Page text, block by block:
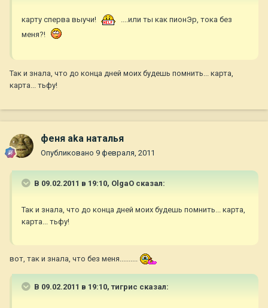
карту сперва выучи!
....или ты как пионЭр, тока без
меня?!
Так и знала, что до конца дней моих будешь помнить... карта,
карта... тьфу!
феня aka наталья
Опубликовано 9 февраля, 2011
В 09.02.2011 в 19:10, OlgaO сказал:
Так и знала, что до конца дней моих будешь помнить... карта,
карта... тьфу!
вот, так и знала, что без меня..........
В 09.02.2011 в 19:10, тигрис сказал: